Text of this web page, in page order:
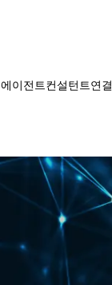
에이전트컨설턴트연결